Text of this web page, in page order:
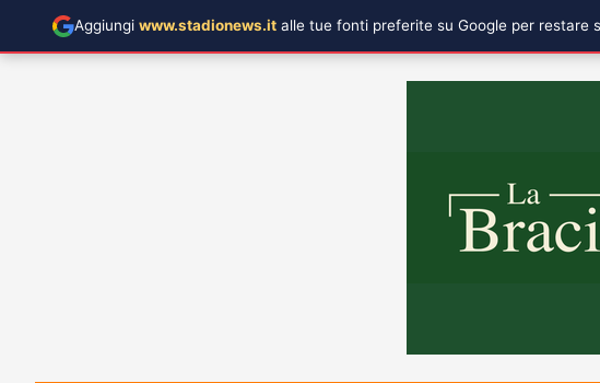
Aggiungi www.stadionews.it alle tue fonti preferite su Google per restare